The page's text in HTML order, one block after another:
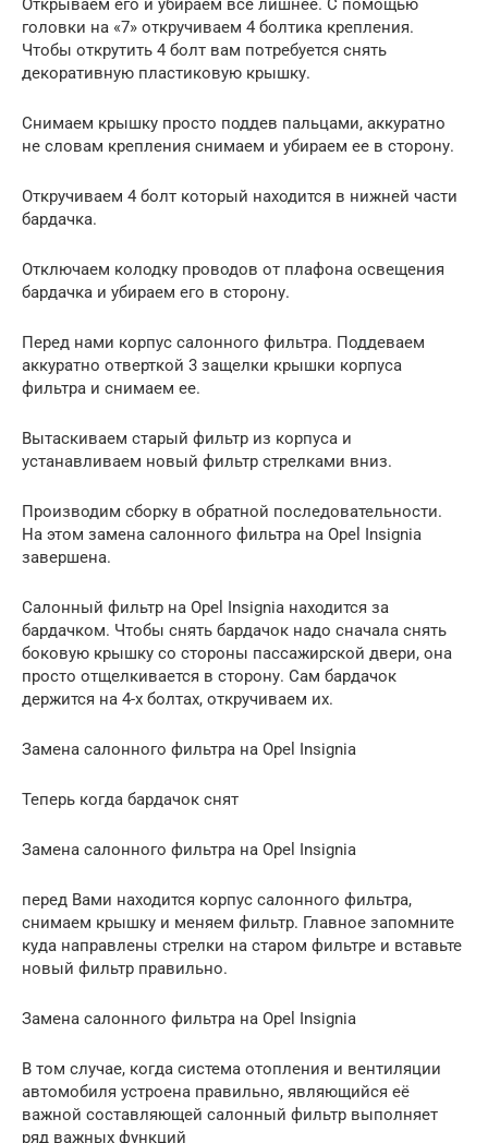
Открываем его и убираем все лишнее. С помощью
головки на «7» откручиваем 4 болтика крепления.
Чтобы открутить 4 болт вам потребуется снять
декоративную пластиковую крышку.
Снимаем крышку просто поддев пальцами, аккуратно
не словам крепления снимаем и убираем ее в сторону.
Откручиваем 4 болт который находится в нижней части
бардачка.
Отключаем колодку проводов от плафона освещения
бардачка и убираем его в сторону.
Перед нами корпус салонного фильтра. Поддеваем
аккуратно отверткой 3 защелки крышки корпуса
фильтра и снимаем ее.
Вытаскиваем старый фильтр из корпуса и
устанавливаем новый фильтр стрелками вниз.
Производим сборку в обратной последовательности.
На этом замена салонного фильтра на Opel Insignia
завершена.
Салонный фильтр на Opel Insignia находится за
бардачком. Чтобы снять бардачок надо сначала снять
боковую крышку со стороны пассажирской двери, она
просто отщелкивается в сторону. Сам бардачок
держится на 4-х болтах, откручиваем их.
Замена салонного фильтра на Opel Insignia
Теперь когда бардачок снят
Замена салонного фильтра на Opel Insignia
перед Вами находится корпус салонного фильтра,
снимаем крышку и меняем фильтр. Главное запомните
куда направлены стрелки на старом фильтре и вставьте
новый фильтр правильно.
Замена салонного фильтра на Opel Insignia
В том случае, когда система отопления и вентиляции
автомобиля устроена правильно, являющийся её
важной составляющей салонный фильтр выполняет
ряд важных функций